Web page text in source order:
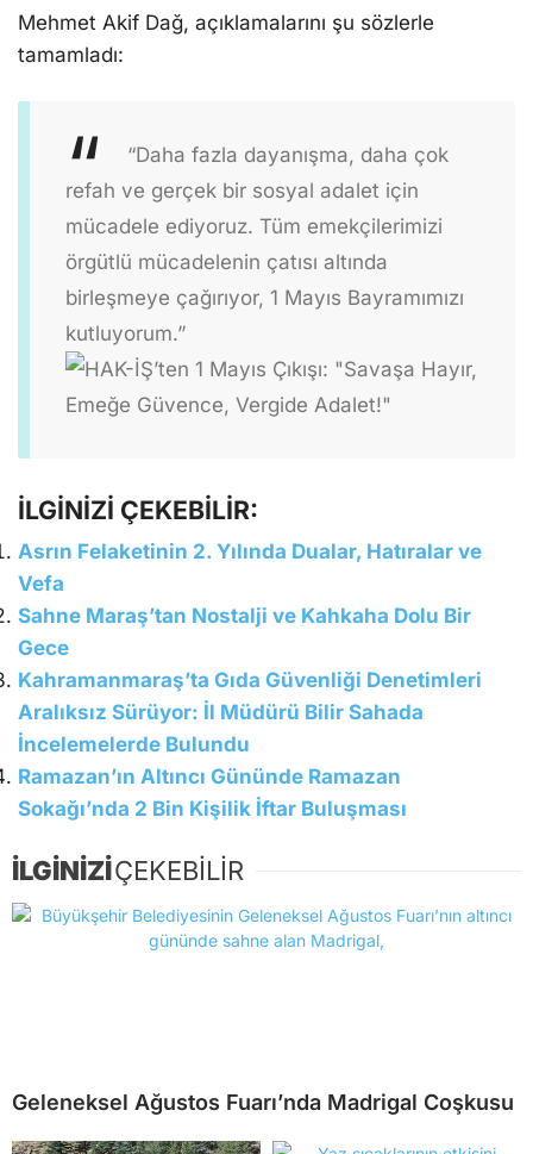
Mehmet Akif Dağ, açıklamalarını şu sözlerle
tamamladı:
“Daha fazla dayanışma, daha çok
refah ve gerçek bir sosyal adalet için
mücadele ediyoruz. Tüm emekçilerimizi
örgütlü mücadelenin çatısı altında
birleşmeye çağırıyor, 1 Mayıs Bayramımızı
kutluyorum.”
İLGİNİZİ ÇEKEBİLİR:
Asrın Felaketinin 2. Yılında Dualar, Hatıralar ve
Vefa
Sahne Maraş’tan Nostalji ve Kahkaha Dolu Bir
Gece
Kahramanmaraş’ta Gıda Güvenliği Denetimleri
Aralıksız Sürüyor: İl Müdürü Bilir Sahada
İncelemelerde Bulundu
Ramazan’ın Altıncı Gününde Ramazan
Sokağı’nda 2 Bin Kişilik İftar Buluşması
İLGİNİZİÇEKEBİLİR
Geleneksel Ağustos Fuarı’nda Madrigal Coşkusu